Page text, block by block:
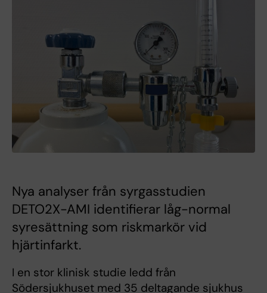
Nya analyser från syrgasstudien
DETO2X-AMI identifierar låg-normal
syresättning som riskmarkör vid
hjärtinfarkt.
I en stor klinisk studie ledd från
Södersjukhuset med 35 deltagande sjukhus